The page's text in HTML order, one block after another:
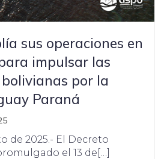
sus operaciones en
impulsar las
por la
Paraná
de 2025.- El Decreto
el 13 de[…]